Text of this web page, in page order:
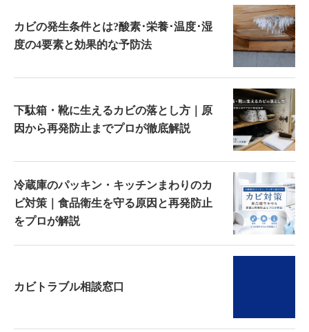
カビの発生条件とは?酸素･栄養･温度･湿
度の4要素と効果的な予防法
下駄箱・靴に生えるカビの落とし方｜原
因から再発防止までプロが徹底解説
冷蔵庫のパッキン・キッチンまわりのカ
ビ対策｜食品衛生を守る原因と再発防止
をプロが解説
カビトラブル相談窓口